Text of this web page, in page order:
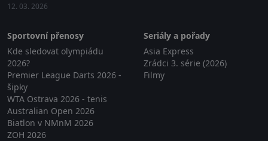
12. 03. 2026
Sportovní přenosy
Kde sledovat olympiádu
2026?
Premier League Darts 2026 -
šipky
WTA Ostrava 2026 - tenis
Australian Open 2026
Biatlon v NMnM 2026
ZOH 2026
Seriály a pořady
Asia Express
Zrádci 3. série (2026)
Filmy